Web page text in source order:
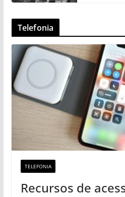
Telefonia
TELEFONIA
Recursos de